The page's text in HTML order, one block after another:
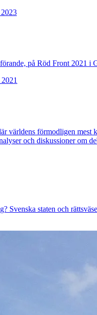
på Röd Front 2021 i
världens förmodligen
och diskussioner om
staten och